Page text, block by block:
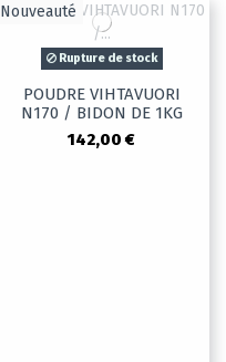
Nouveauté
Rupture de stock
POUDRE VIHTAVUORI
N170 / BIDON DE 1KG
142,00 €